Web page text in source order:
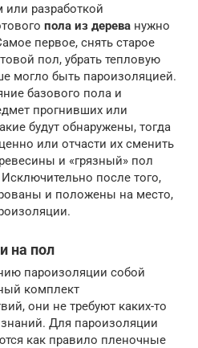
разработкой
пола из дерева нужно
первое, снять старое
пол, убрать тепловую
могло быть пароизоляцией.
базового пола и
прогнивших или
будут обнаружены, тогда
или отчасти их сменить
и «грязный» пол
после того,
и положены на место,
на пол
пароизоляции собой
комплект
они не требуют каких-то
Для пароизоляции
как правило пленочные